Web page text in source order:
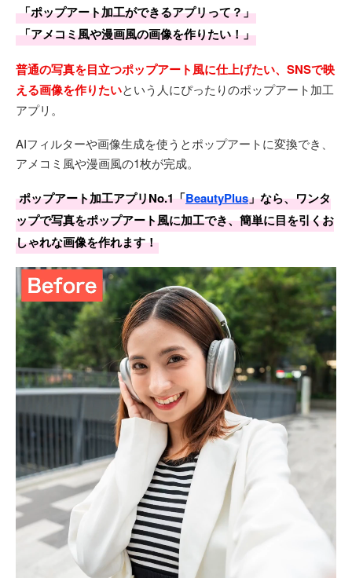
「ポップアート加工ができるアプリって？」
「アメコミ風や漫画風の画像を作りたい！」
普通の写真を目立つポップアート風に仕上げたい、SNSで映
える画像を作りたいという人にぴったりのポップアート加工
アプリ。
AIフィルターや画像生成を使うとポップアートに変換でき、
アメコミ風や漫画風の1枚が完成。
ポップアート加工アプリNo.1「BeautyPlus」なら、ワンタ
ップで写真をポップアート風に加工でき、簡単に目を引くお
しゃれな画像を作れます！